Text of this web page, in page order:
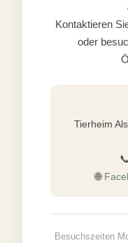
Kontaktieren
oder
Tierheim
📞
🌐
Besuchszeiten